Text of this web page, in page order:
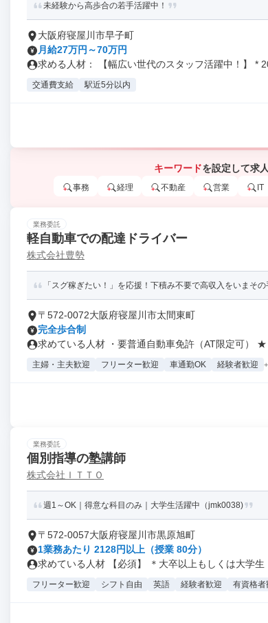
未経験から高歩合の若手活躍中！
大阪府寝屋川市早子町
月給27万円～70万円
求める人材： 【幅広い世代のスタッフ活躍中！】 *
交通費支給 駅近5分以内
キーワードを設定して求
事務 経理 不動産 営業 IT
業務委託
軽自動車での配達ドライバー
株式会社豊勢
「スグ稼ぎたい！」を応援！下積み不要で高収入をいまその
〒572-0072大阪府寝屋川市太間東町
完全歩合制
求めている人材 ・要普通自動車免許（AT限定可） ★
主婦・主夫歓迎 フリーター歓迎 車通勤OK 経験者歓迎
業務委託
個別指導の塾講師
株式会社ＩＴＴＯ
週1～OK｜得意な科目のみ｜大学生活躍中（jmk0038)
〒572-0057大阪府寝屋川市黒原旭町
1業務あたり 2128円以上（授業 80分）
求めている人材 【必須】 ＊大卒以上もしくは大学生
フリーター歓迎 シフト自由 英語 経験者歓迎 有資格者